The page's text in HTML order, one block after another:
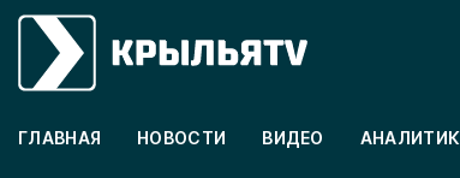
ГЛАВНАЯ НОВОСТИ ВИДЕО